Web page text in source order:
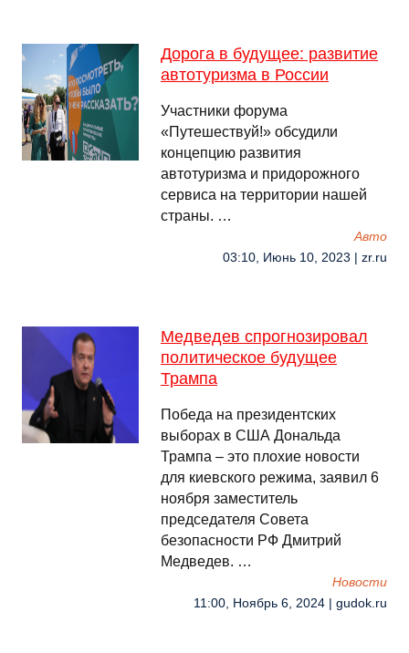
Дорога в будущее: развитие
автотуризма в России
Участники форума
«Путешествуй!» обсудили
концепцию развития
автотуризма и придорожного
сервиса на территории нашей
страны. …
Авто
03:10, Июнь 10, 2023 | zr.ru
Медведев спрогнозировал
политическое будущее
Трампа
Победа на президентских
выборах в США Дональда
Трампа – это плохие новости
для киевского режима, заявил 6
ноября заместитель
председателя Совета
безопасности РФ Дмитрий
Медведев. …
Новости
11:00, Ноябрь 6, 2024 | gudok.ru